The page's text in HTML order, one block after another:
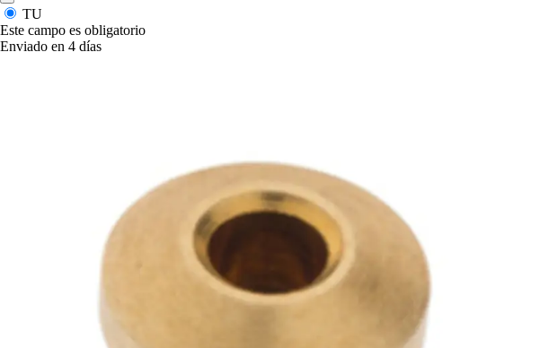
TU
Este campo es obligatorio
Enviado en 4 días